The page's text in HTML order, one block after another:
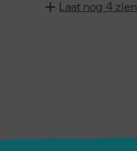
Laat nog 4 zien